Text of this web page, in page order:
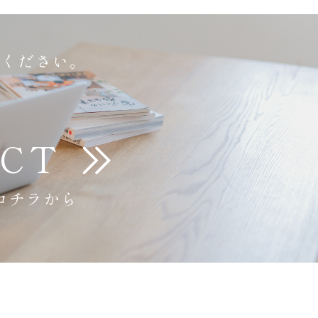
ださい。
チラから